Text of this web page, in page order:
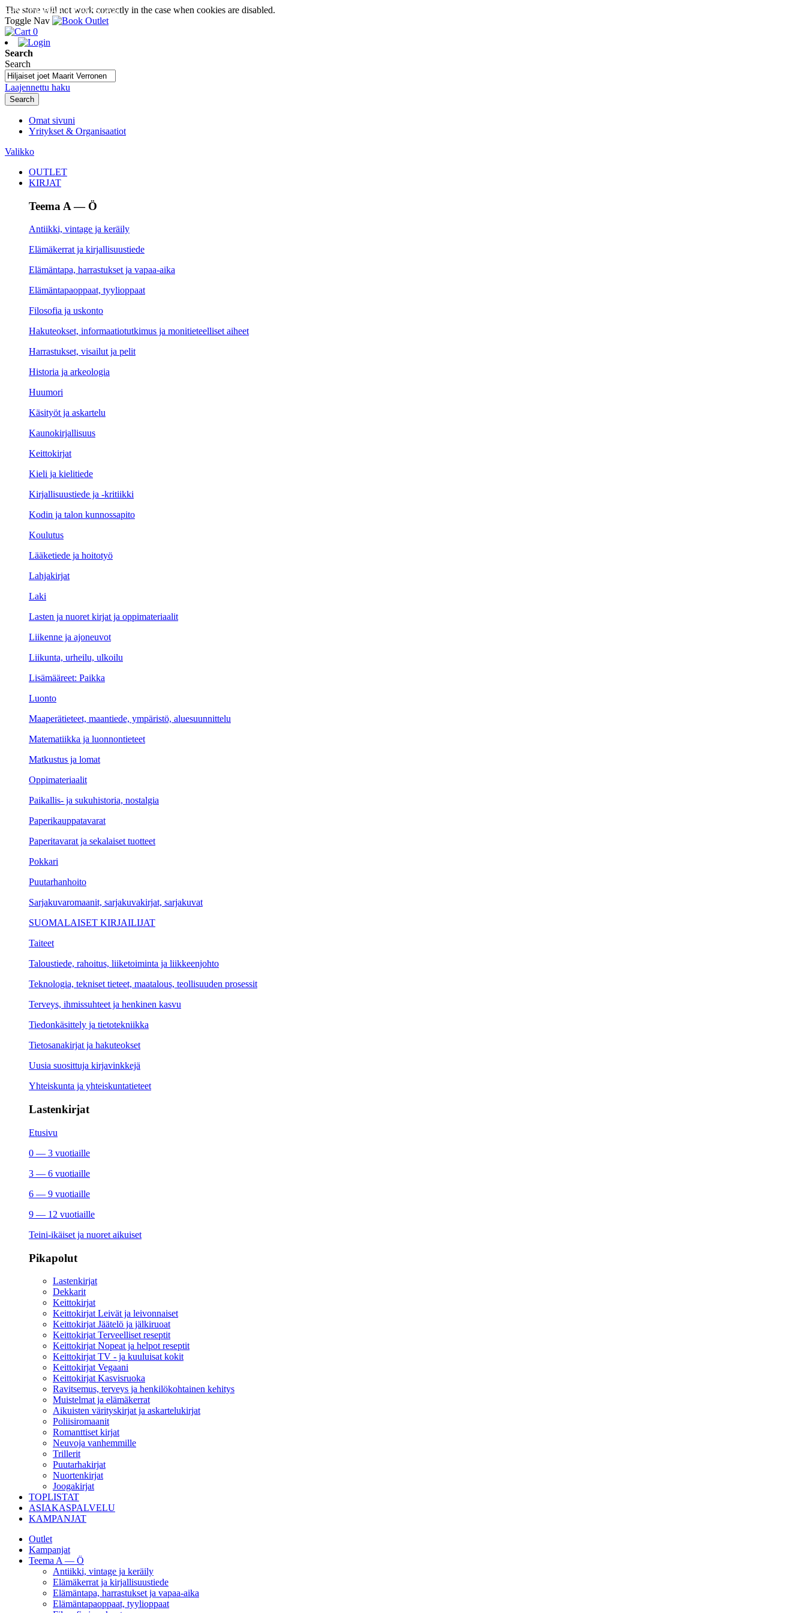
The store will not work correctly in the case when cookies are disabled.
Toggle Nav
0
Search
Search
Laajennettu haku
Search
Omat sivuni
Yritykset & Organisaatiot
Valikko
SEURAA TILAUSTASI
OUTLET
KIRJAT
Teema A — Ö
Antiikki, vintage ja keräily
Elämäkerrat ja kirjallisuustiede
Elämäntapa, harrastukset ja vapaa-aika
Elämäntapaoppaat, tyylioppaat
Filosofia ja uskonto
Hakuteokset, informaatiotutkimus ja monitieteelliset aiheet
Harrastukset, visailut ja pelit
Historia ja arkeologia
Huumori
Käsityöt ja askartelu
Kaunokirjallisuus
Keittokirjat
Kieli ja kielitiede
Kirjallisuustiede ja -kritiikki
Kodin ja talon kunnossapito
Koulutus
Lääketiede ja hoitotyö
Lahjakirjat
Laki
Lasten ja nuoret kirjat ja oppimateriaalit
Liikenne ja ajoneuvot
Liikunta, urheilu, ulkoilu
Lisämääreet: Paikka
Luonto
Maaperätieteet, maantiede, ympäristö, aluesuunnittelu
Matematiikka ja luonnontieteet
Matkustus ja lomat
Oppimateriaalit
Paikallis- ja sukuhistoria, nostalgia
Paperikauppatavarat
Paperitavarat ja sekalaiset tuotteet
Pokkari
Puutarhanhoito
Sarjakuvaromaanit, sarjakuvakirjat, sarjakuvat
SUOMALAISET KIRJAILIJAT
Taiteet
Taloustiede, rahoitus, liiketoiminta ja liikkeenjohto
Teknologia, tekniset tieteet, maatalous, teollisuuden prosessit
Terveys, ihmissuhteet ja henkinen kasvu
Tiedonkäsittely ja tietotekniikka
Tietosanakirjat ja hakuteokset
Uusia suosittuja kirjavinkkejä
Yhteiskunta ja yhteiskuntatieteet
Lastenkirjat
Etusivu
0 — 3 vuotiaille
3 — 6 vuotiaille
6 — 9 vuotiaille
9 — 12 vuotiaille
Teini-ikäiset ja nuoret aikuiset
Pikapolut
Lastenkirjat
Dekkarit
Keittokirjat
Keittokirjat Leivät ja leivonnaiset
Keittokirjat Jäätelö ja jälkiruoat
Keittokirjat Terveelliset reseptit
Keittokirjat Nopeat ja helpot reseptit
Keittokirjat TV - ja kuuluisat kokit
Keittokirjat Vegaani
Keittokirjat Kasvisruoka
Ravitsemus, terveys ja henkilökohtainen kehitys
Muistelmat ja elämäkerrat
Aikuisten värityskirjat ja askartelukirjat
Poliisiromaanit
Romanttiset kirjat
Neuvoja vanhemmille
Trillerit
Puutarhakirjat
Nuortenkirjat
Joogakirjat
TOPLISTAT
ASIAKASPALVELU
KAMPANJAT
Outlet
Kampanjat
Teema A — Ö
Antiikki, vintage ja keräily
Elämäkerrat ja kirjallisuustiede
Elämäntapa, harrastukset ja vapaa-aika
Elämäntapaoppaat, tyylioppaat